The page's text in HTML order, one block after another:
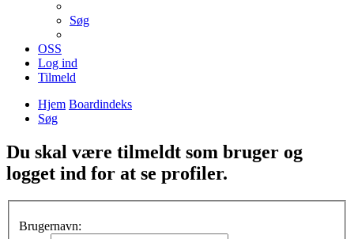
Søg
OSS
Log ind
Tilmeld
Hjem Boardindeks
Søg
Du skal være tilmeldt som bruger og
logget ind for at se profiler.
Brugernavn: